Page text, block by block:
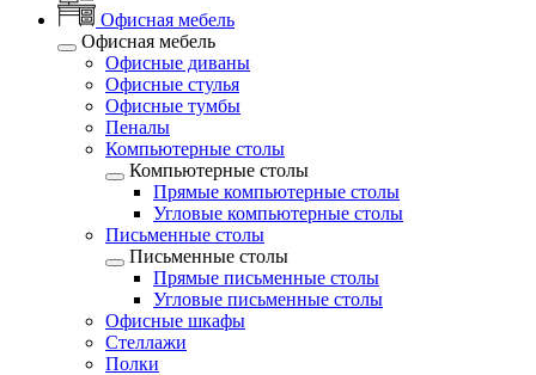
Офисная мебель
Офисная мебель
Офисные диваны
Офисные стулья
Офисные тумбы
Пеналы
Компьютерные столы
Компьютерные столы
Прямые компьютерные столы
Угловые компьютерные столы
Письменные столы
Письменные столы
Прямые письменные столы
Угловые письменные столы
Офисные шкафы
Стеллажи
Полки